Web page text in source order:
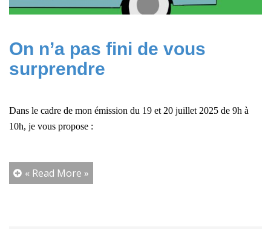
On n’a pas fini de vous
surprendre
Dans le cadre de mon émission du 19 et 20 juillet 2025 de 9h à
10h, je vous propose :
« Read More »